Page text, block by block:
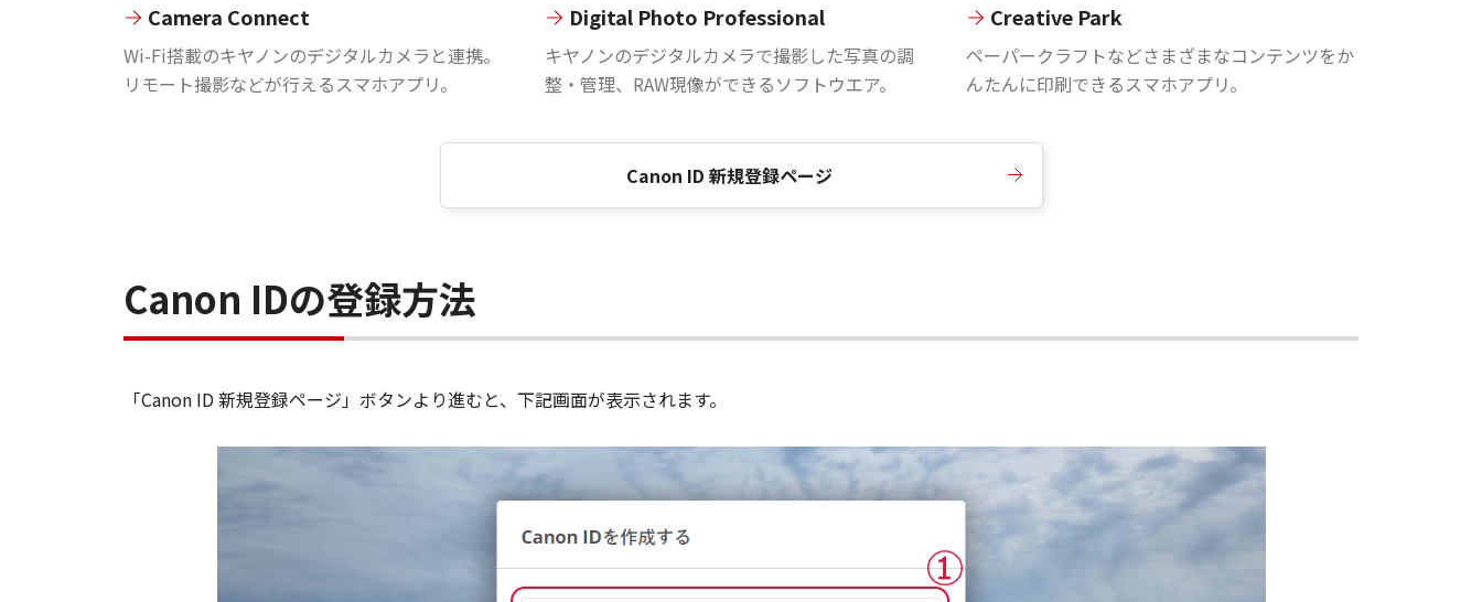
Camera Connect
Wi-Fi搭載のキヤノンのデジタルカメラと連携。
リモート撮影などが行えるスマホアプリ。
Digital Photo Professional
キヤノンのデジタルカメラで撮影した写真の調
整・管理、RAW現像ができるソフトウエア。
Creative Park
ペーパークラフトなどさまざまなコンテンツをか
んたんに印刷できるスマホアプリ。
Canon ID 新規登録ページ
Canon IDの登録方法
「Canon ID 新規登録ページ」ボタンより進むと、下記画面が表示されます。